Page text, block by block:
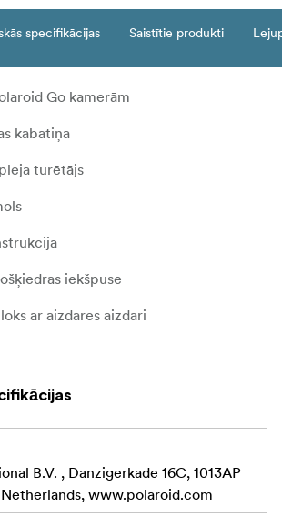
specifikācijas Saistītie produkti
Go kamerām
kabatiņa
turētājs
iekšpuse
ar aizdares aizdari
Polaroid Go kamerām
mm x H 180 mm x D 110 mm.
B.V. , Danzigerkade 16C, 1013AP
www.polaroid.com